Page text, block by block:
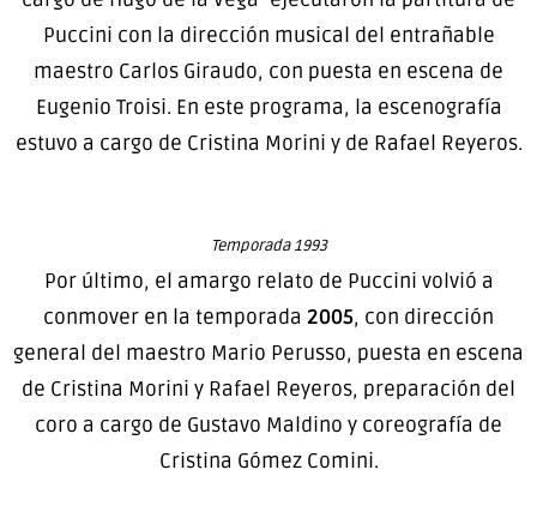
Puccini con la dirección musical del entrañable
maestro Carlos Giraudo, con puesta en escena de
Eugenio Troisi. En este programa, la escenografía
estuvo a cargo de Cristina Morini y de Rafael Reyeros.
Temporada 1993
Por último, el amargo relato de Puccini volvió a
conmover en la temporada 2005, con dirección
general del maestro Mario Perusso, puesta en escena
de Cristina Morini y Rafael Reyeros, preparación del
coro a cargo de Gustavo Maldino y coreografía de
Cristina Gómez Comini.